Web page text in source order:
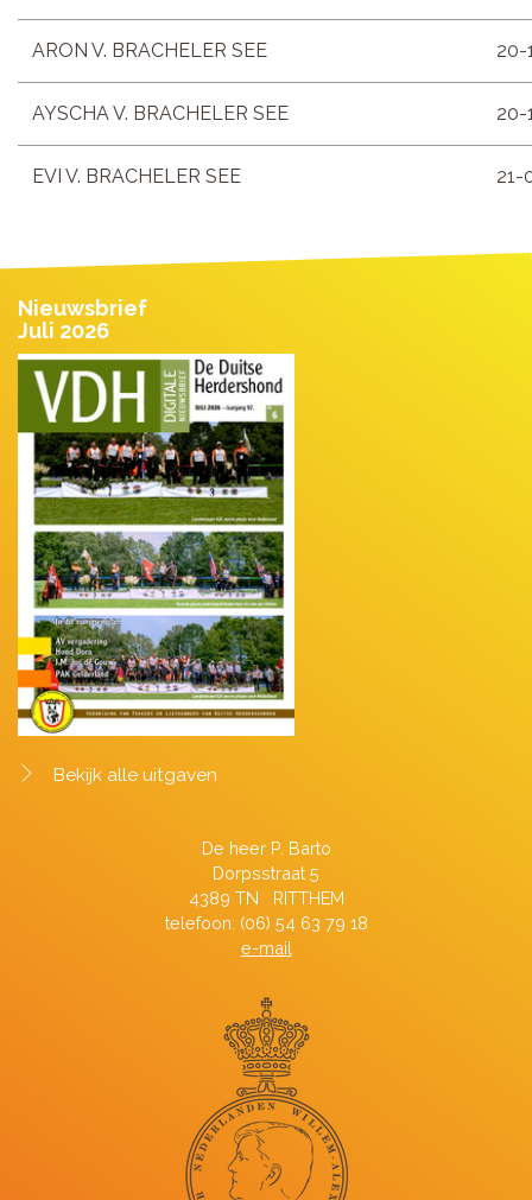
ARON V. BRACHELER SEE 20-
AYSCHA V. BRACHELER SEE 20-
EVI V. BRACHELER SEE 21-
Nieuwsbrief
Juli 2026
Bekijk alle uitgaven
De heer P. Barto
Dorpsstraat 5
4389 TN RITTHEM
telefoon: (06) 54 63 79 18
e-mail